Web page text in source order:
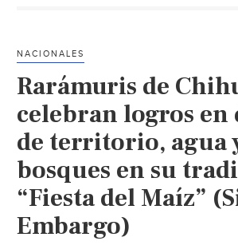
Wirikuta:
pueblo
huichol
(La
Jornada)
NACIONALES
Rarámuris de
celebran logros en
de territorio, agua
bosques en su
“Fiesta del Maíz”
Embargo)